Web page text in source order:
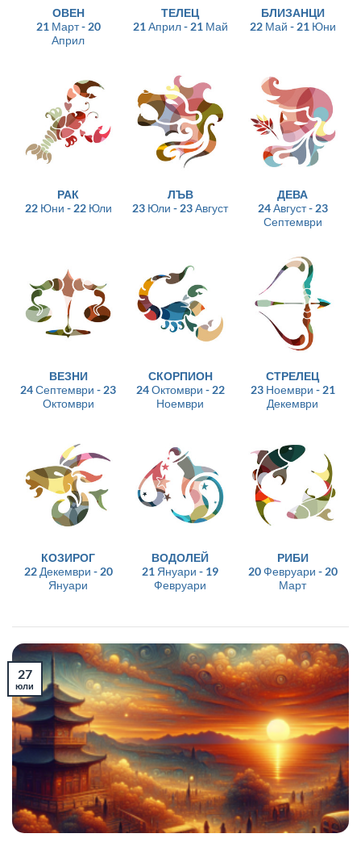
ОВЕН
21 Март - 20
Април
ТЕЛЕЦ
21 Април - 21 Май
БЛИЗАНЦИ
22 Май - 21 Юни
РАК
22 Юни - 22 Юли
ЛЪВ
23 Юли - 23 Август
ДЕВА
24 Август - 23
Септември
ВЕЗНИ
24 Септември - 23
Октомври
СКОРПИОН
24 Октомври - 22
Ноември
СТРЕЛЕЦ
23 Ноември - 21
Декември
КОЗИРОГ
22 Декември - 20
Януари
ВОДОЛЕЙ
21 Януари - 19
Февруари
РИБИ
20 Февруари - 20
Март
27
юли